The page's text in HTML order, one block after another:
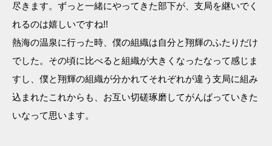
尽きます。ずっと一緒にやってきた部下が、支局を継いでく
れるのは嬉しいですね!!
熱海の温泉に行った時、僕の組織は自分と翔輝のふたりだけ
でした。その頃に比べると組織が大きくなったなって感じま
すし、僕と翔輝の組織が分かれてそれぞれが違う支局に組み
込まれたこれからも、お互い切磋琢磨してがんばっていきた
いなって思います。